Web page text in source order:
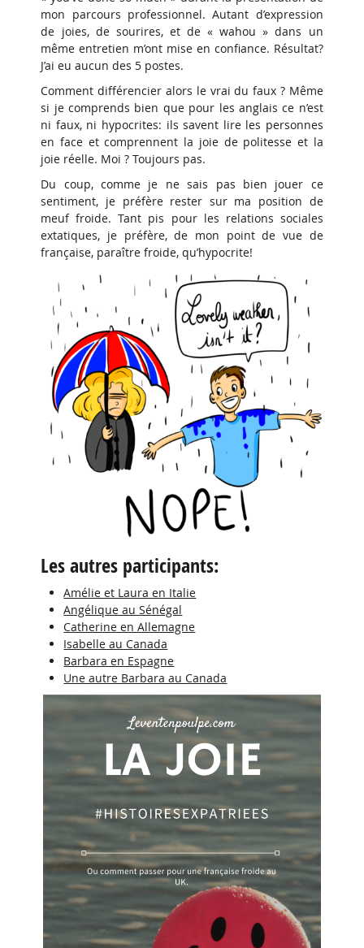
mon parcours professionnel. Autant d’expression
de joies, de sourires, et de « wahou » dans un
même entretien m’ont mise en confiance. Résultat?
J’ai eu aucun des 5 postes.
Comment différencier alors le vrai du faux ? Même
si je comprends bien que pour les anglais ce n’est
ni faux, ni hypocrites: ils savent lire les personnes
en face et comprennent la joie de politesse et la
joie réelle. Moi ? Toujours pas.
Du coup, comme je ne sais pas bien jouer ce
sentiment, je préfère rester sur ma position de
meuf froide. Tant pis pour les relations sociales
extatiques, je préfère, de mon point de vue de
française, paraître froide, qu’hypocrite!
Les autres participants:
Amélie et Laura en Italie
Angélique au Sénégal
Catherine en Allemagne
Isabelle au Canada
Barbara en Espagne
Une autre Barbara au Canada